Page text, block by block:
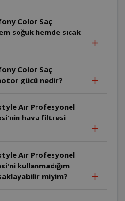
Color Saç
soğuk hemde sıcak
Color Saç
gücü nedir?
Aır Profesyonel
hava filtresi
Aır Profesyonel
kullanmadığım
miyim?